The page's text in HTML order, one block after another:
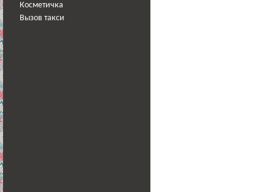
Косметичка
Вызов такси